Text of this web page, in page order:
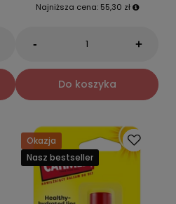
Najniższa cena: 55,30 zł
- +
Do koszyka
Okazja
Nasz bestseller